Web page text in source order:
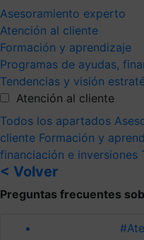
Asesoramiento experto
Atención al cliente
Formación y aprendizaje
Programas de ayudas,
Tendencias y visión
Atención al cliente
Todos los apartados
cliente Formación y
financiación e inversiones
< Volver
Preguntas frecuentes